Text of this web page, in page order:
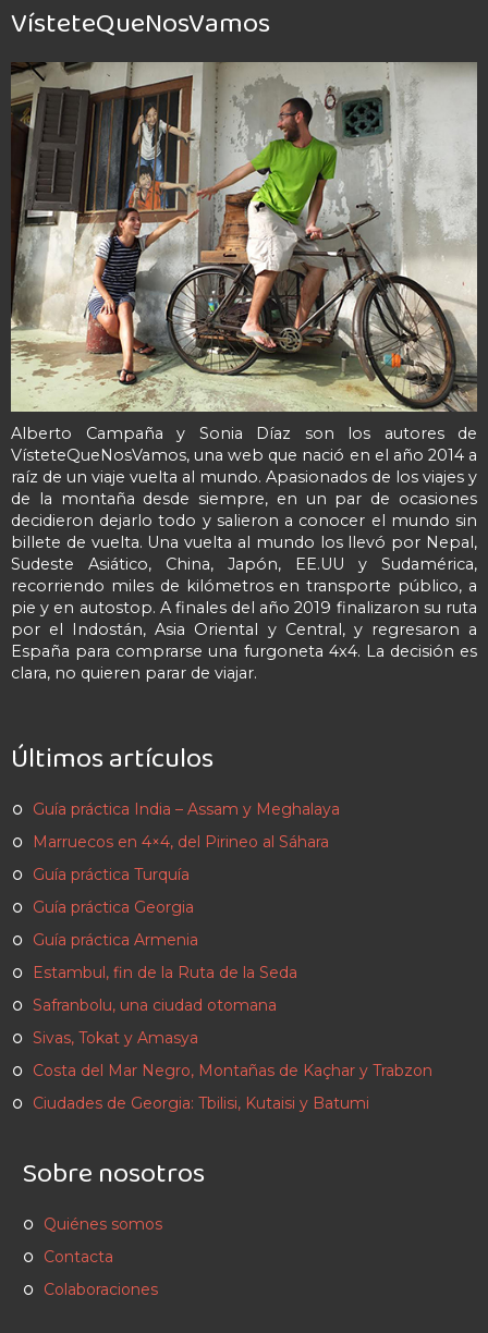
VísteteQueNosVamos
Alberto Campaña y Sonia Díaz son los autores de
VísteteQueNosVamos, una web que nació en el año 2014 a
raíz de un viaje vuelta al mundo. Apasionados de los viajes y
de la montaña desde siempre, en un par de ocasiones
decidieron dejarlo todo y salieron a conocer el mundo sin
billete de vuelta. Una vuelta al mundo los llevó por Nepal,
Sudeste Asiático, China, Japón, EE.UU y Sudamérica,
recorriendo miles de kilómetros en transporte público, a
pie y en autostop. A finales del año 2019 finalizaron su ruta
por el Indostán, Asia Oriental y Central, y regresaron a
España para comprarse una furgoneta 4x4. La decisión es
clara, no quieren parar de viajar.
Últimos artículos
Guía práctica India – Assam y Meghalaya
Marruecos en 4×4, del Pirineo al Sáhara
Guía práctica Turquía
Guía práctica Georgia
Guía práctica Armenia
Estambul, fin de la Ruta de la Seda
Safranbolu, una ciudad otomana
Sivas, Tokat y Amasya
Costa del Mar Negro, Montañas de Kaçhar y Trabzon
Ciudades de Georgia: Tbilisi, Kutaisi y Batumi
Sobre nosotros
Quiénes somos
Contacta
Colaboraciones